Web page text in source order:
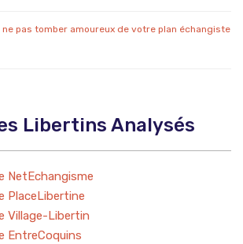
pas tomber amoureux de votre plan échangiste
Libertins Analysés
NetEchangisme
PlaceLibertine
Village-Libertin
EntreCoquins